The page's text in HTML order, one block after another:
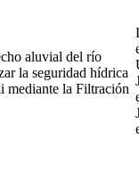
aluvial del río
la seguridad hídrica
mediante la Filtración